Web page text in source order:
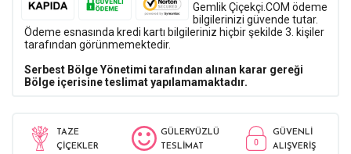
Gemlik Çiçekçi.COM ödeme
bilgilerinizi güvende tutar.
Ödeme esnasında kredi kartı bilgileriniz hiçbir şekilde 3. kişiler
tarafından görünmemektedir.
Serbest Bölge Yönetimi tarafından alınan karar gereği
Bölge içerisine teslimat yapılamamaktadır.
TAZE
ÇİÇEKLER
GÜLERYÜZLÜ
TESLİMAT
GÜVENLİ
ALIŞVERİŞ